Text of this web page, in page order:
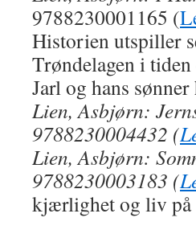
9788230001165 (
Historien utspiller
Trøndelagen i
Jarl og hans
Lien, Asbjørn:
9788230004432 (
Lien, Asbjørn:
9788230003183 (
kjærlighet og liv på